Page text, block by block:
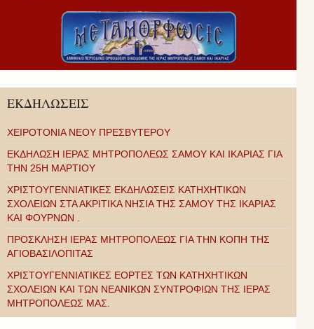
ΕΚΔΗΛΩΣΕΙΣ
ΧΕΙΡΟΤΟΝΙΑ ΝΕΟΥ ΠΡΕΣΒΥΤΕΡΟΥ
ΕΚΔΗΛΩΣΗ ΙΕΡΑΣ ΜΗΤΡΟΠΟΛΕΩΣ ΣΑΜΟΥ ΚΑΙ ΙΚΑΡΙΑΣ ΓΙΑ
ΤΗΝ 25Η ΜΑΡΤΙΟΥ
ΧΡΙΣΤΟΥΓΕΝΝΙΑΤΙΚΕΣ ΕΚΔΗΛΩΣΕΙΣ ΚΑΤΗΧΗΤΙΚΩΝ
ΣΧΟΛΕΙΩΝ ΣΤΑ ΑΚΡΙΤΙΚΑ ΝΗΣΙΑ ΤΗΣ ΣΑΜΟΥ ΤΗΣ ΙΚΑΡΙΑΣ
ΚΑΙ ΦΟΥΡΝΩΝ .
ΠΡΟΣΚΛΗΣΗ ΙΕΡΑΣ ΜΗΤΡΟΠΟΛΕΩΣ ΓΙΑ ΤΗΝ ΚΟΠΗ ΤΗΣ
ΑΓΙΟΒΑΣΙΛΟΠΙΤΑΣ
ΧΡΙΣΤΟΥΓΕΝΝΙΑΤΙΚΕΣ ΕΟΡΤΕΣ ΤΩΝ ΚΑΤΗΧΗΤΙΚΩΝ
ΣΧΟΛΕΙΩΝ ΚΑΙ ΤΩΝ ΝΕΑΝΙΚΩΝ ΣΥΝΤΡΟΦΙΩΝ ΤΗΣ ΙΕΡΑΣ
ΜΗΤΡΟΠΟΛΕΩΣ ΜΑΣ.